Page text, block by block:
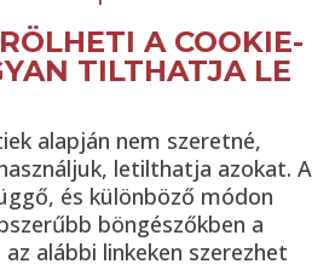
A COOKIE-
TILTHATJA LE
alapján nem szeretné,
letilthatja azokat. A
és különböző módon
böngészőkben a
alábbi linkeken szerezhet